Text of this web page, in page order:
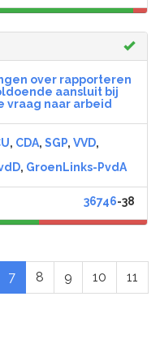
over rapporteren
aansluit bij
naar arbeid
, CDA, SGP, VVD,
, GroenLinks-PvdA
36746-38
7 8 9 10 11